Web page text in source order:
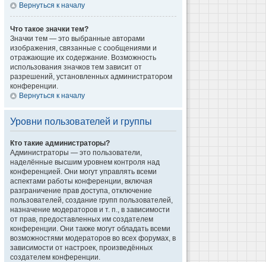
Вернуться к началу
Что такое значки тем?
Значки тем — это выбранные авторами
изображения, связанные с сообщениями и
отражающие их содержание. Возможность
использования значков тем зависит от
разрешений, установленных администратором
конференции.
Вернуться к началу
Уровни пользователей и группы
Кто такие администраторы?
Администраторы — это пользователи,
наделённые высшим уровнем контроля над
конференцией. Они могут управлять всеми
аспектами работы конференции, включая
разграничение прав доступа, отключение
пользователей, создание групп пользователей,
назначение модераторов и т. п., в зависимости
от прав, предоставленных им создателем
конференции. Они также могут обладать всеми
возможностями модераторов во всех форумах, в
зависимости от настроек, произведённых
создателем конференции.